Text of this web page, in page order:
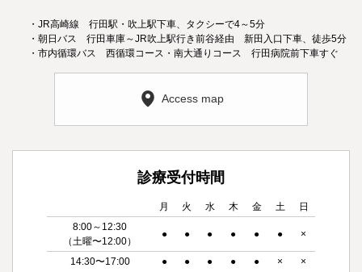
・JR高崎線 行田駅・吹上駅下車、タクシーで4～5分
・朝日バス 行田車庫～JR吹上駅行き前谷経由 新田入口下車、徒歩5分
・市内循環バス 西循環コース・南大通りコース 行田病院前下車すぐ
Access map
診療受付時間
月 火 水 木 金 土
日
8:00～12:30
（土曜〜12:00）
● ● ● ● ● ● ×
14:30〜17:00 ● ● ● ● ● ×
×